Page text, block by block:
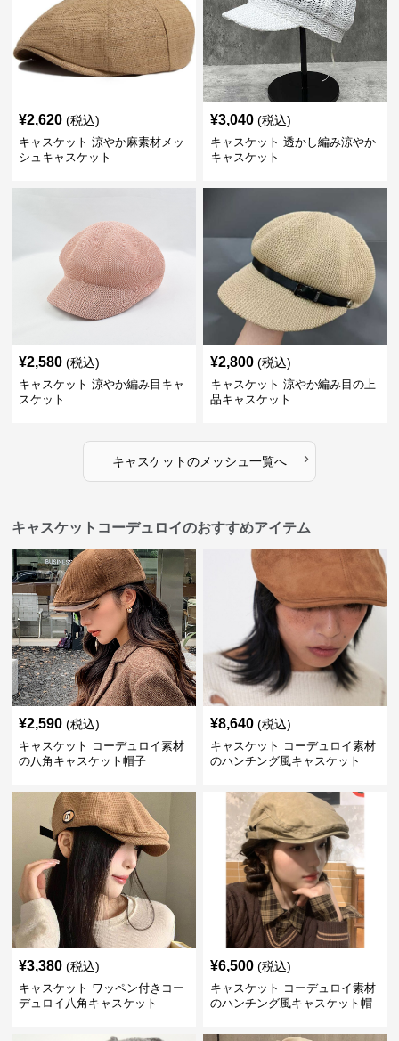
¥2,620 (税込)
キャスケット 涼やか麻素材メッ
シュキャスケット
¥3,040 (税込)
キャスケット 透かし編み涼やか
キャスケット
¥2,580 (税込)
キャスケット 涼やか編み目キャ
スケット
¥2,800 (税込)
キャスケット 涼やか編み目の上
品キャスケット
キャスケットのメッシュ 一覧へ ›
キャスケットコーデュロイのおすすめアイテム
¥2,590 (税込)
キャスケット コーデュロイ素材
の八角キャスケット帽子
¥8,640 (税込)
キャスケット コーデュロイ素材
のハンチング風キャスケット
¥3,380 (税込)
キャスケット ワッペン付きコー
デュロイ八角キャスケット
¥6,500 (税込)
キャスケット コーデュロイ素材
のハンチング風キャスケット帽